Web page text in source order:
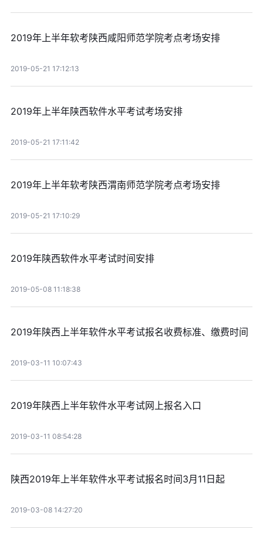
2019年上半年软考陕西咸阳师范学院考点考场安排
2019-05-21 17:12:13
2019年上半年陕西软件水平考试考场安排
2019-05-21 17:11:42
2019年上半年软考陕西渭南师范学院考点考场安排
2019-05-21 17:10:29
2019年陕西软件水平考试时间安排
2019-05-08 11:18:38
2019年陕西上半年软件水平考试报名收费标准、缴费时间
2019-03-11 10:07:43
2019年陕西上半年软件水平考试网上报名入口
2019-03-11 08:54:28
陕西2019年上半年软件水平考试报名时间3月11日起
2019-03-08 14:27:20